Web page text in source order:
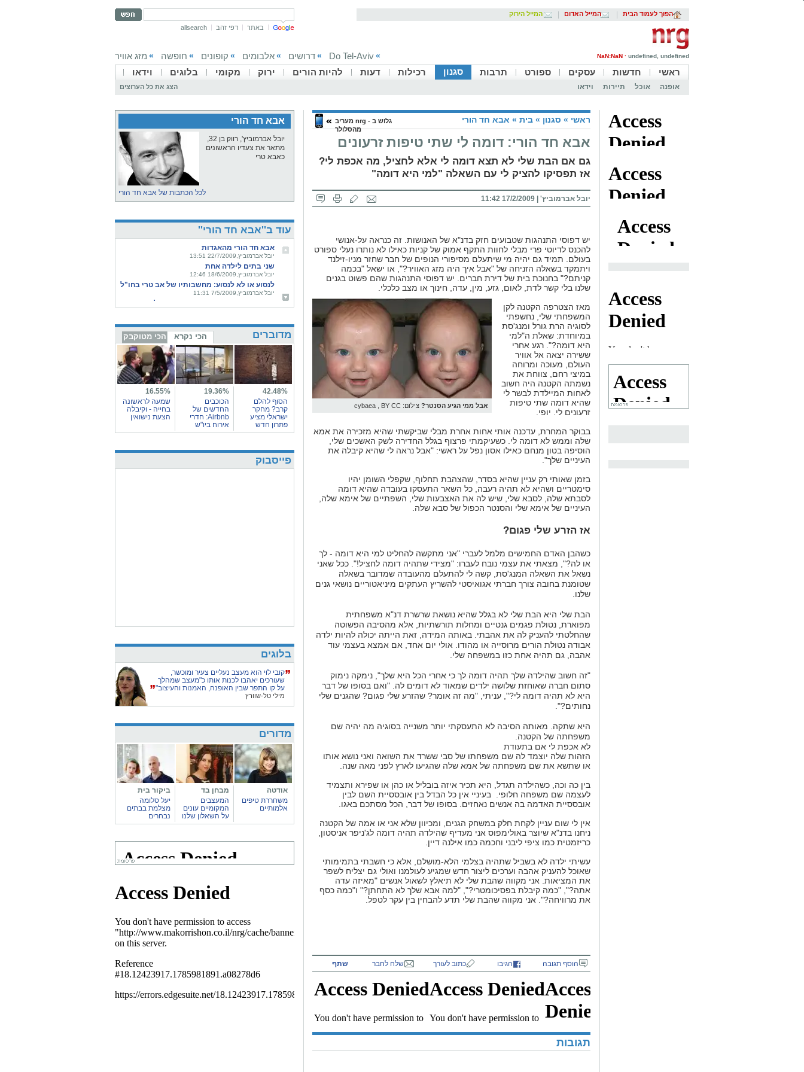
הפוך לעמוד הבית המייל האדום
המייל הירוק
באתר
דפי זהב allsearch
NaN:NaN · undefined, undefined
»
Do Tel-Aviv
» דרושים » אלבומים » קופונים » חופשה » מזג אוויר
ראשי
חדשות עסקים ספורט תרבות סגנון רכילות דעות להיות הורים ירוק מקומי בלוגים וידאו
אופנה אוכל תיירות וידאו הצג את כל הערוצים
ראשי » סגנון » בית » אבא חד הורי
גלוש ב - nrg מעריב
מהסלולר
אבא חד הורי: דומה לי שתי טיפות זרעונים
גם אם הבת שלי לא תצא דומה לי אלא לחציל, מה אכפת לי?
אז תפסיקו להציק לי עם השאלה "למי היא דומה"
יובל אברמוביץ' 17/2/2009 11:42
יש דפוסי התנהגות שטבועים חזק בדנ"א של האנושות. זה כנראה על-אנושי
להכנס לדיוטי פרי מבלי לחוות התקף אמוק של קניות כאילו לא נותרו נעלי ספורט
בעולם. תמיד גם יהיה מי שיתעלם מסיפורי הנופים של חבר שחזר מניו-זילנד
ויתמקד בשאלה הזניחה של "אבל איך היה מזג האוויר?", או ישאל "בכמה
קניתם?" בחנוכת בית של דירת חברים. יש דפוסי התנהגות שהם פשוט בגנים
שלנו בלי קשר לדת, לאום, גזע, מין, עדה, חינוך או מצב כלכלי.
אבל ממי הגיע הסנטר? צילום: cybaea , BY CC
מאז הצטרפה הקטנה לקן
המשפחתי שלי, נחשפתי
לסוגיה הרת גורל ומנג'סת
במיוחדת: שאלת ה"למי
היא דומה?". רגע אחרי
ששירה יצאה אל אוויר
העולם, מעוכה ומרוחה
במיצי רחם, צווחת את
נשמתה הקטנה היה חשוב
לאחות המיילדת לבשר לי
שהיא דומה שתי טיפות
זרעונים לי. יופי.
בבוקר המחרת, עדכנה אותי אחות אחרת מבלי שביקשתי שהיא מזכירה את אמא
שלה וממש לא דומה לי. כשעיקמתי פרצוף בגלל החדירה לשק האשכים שלי,
הוסיפה בטון מנחם כאילו אסון נפל על ראשי: "אבל נראה לי שהיא קיבלה את
העיניים שלך".
בזמן שאותי רק עניין שהיא בסדר, שהצהבת תחלוף, שקפלי השומן יהיו
סימטריים ושהיא לא תהיה רעבה, כל השאר התעסקו בעובדה שהיא דומה
לסבתא שלה, לסבא שלי, שיש לה את האצבעות שלי, השפתיים של אימא שלה,
העיניים של אימא שלי והסנטר הכפול של סבא שלה.
אז הזרע שלי פגום?
כשהבן האדם החמישים מלמל לעברי "אני מתקשה להחליט למי היא דומה - לך
או לה?", מצאתי את עצמי נובח לעברו: "מצידי שתהיה דומה לחציל!". ככל שאני
נשאל את השאלה המנג'סת, קשה לי להתעלם מהעובדה שמדובר בשאלה
שטומנת בחובה צורך חברתי אגואיסטי להשריץ העתקים מיניאטוריים נושאי גנים
שלנו.
הבת שלי היא הבת שלי לא בגלל שהיא נושאת שרשרת דנ"א משפחתית
מפוארת, נטולת פגמים גנטיים ומחלות תורשתיות, אלא מהסיבה הפשוטה
שהחלטתי להעניק לה את אהבתי. באותה המידה, זאת הייתה יכולה להיות ילדה
אבודה נטולת הורים מרוסייה או מהודו. אולי יום אחד, אם אמצא בעצמי עוד
אהבה, גם תהיה אחת כזו במשפחה שלי.
"זה חשוב שהילדה שלך תהיה דומה לך כי אחרי הכל היא שלך", נימקה נימוק
סתום חברה שאוחזת שלושה ילדים שמאוד לא דומים לה. "ואם בסופו של דבר
היא לא תהיה דומה לי?", עניתי, "מה זה אומר? שהזרע שלי פגום? שהגנים שלי
נחותים?".
היא שתקה. מאותה הסיבה לא התעסקתי יותר משנייה בסוגיה מה יהיה שם
משפחתה של הקטנה.
לא אכפת לי אם בתעודת
הזהות שלה יוצמד לה שם משפחתו של סבי ששרד את השואה ואני נושא אותו
או שתשא את שם משפחתה של אמא שלה שהגיעו לארץ לפני מאה שנה.
בין כה וכה, כשהילדה תגדל, היא תכיר איזה בובליל או כהן או שפירא ותצמיד
לעצמה שם משפחה חלופי. בעיניי אין כל הבדל בין אובססיית השם לבין
אובססיית האדמה בה אנשים נאחזים. בסופו של דבר, הכל מסתכם באגו.
אין לי שום עניין לקחת חלק במשחק הגנים, ומכיוון שלא אני או אמה של הקטנה
ניחנו בדנ"א שיוצר באולימפוס אני מעדיף שהילדה תהיה דומה לג'ניפר אניסטון,
כריזמטית כמו ציפי ליבני וחכמה כמו אילנה דיין.
עשיתי ילדה לא בשביל שתהיה בצלמי הלא-מושלם, אלא כי חשבתי בתמימותי
שאוכל להעניק אהבה וערכים ליצור חדש שמגיע לעולמנו ואולי גם יצליח לשפר
את המציאות. אני מקווה שהבת שלי לא תיאלץ לשאול אנשים "מאיזה עדה
אתה?", "כמה קיבלת בפסיכומטרי?", "למה אבא שלך לא התחתן?" ו"כמה כסף
את מרוויחה?". אני מקווה שהבת שלי תדע להבחין בין עקר לטפל.
הוסף תגובה הגיבו כתוב לעורך שלח לחבר שתף
תגובות
אבא חד הורי
יובל אברמוביץ', רווק בן 32,
מתאר את צעדיו הראשונים
כאבא טרי
לכל הכתבות של אבא חד הורי
עוד ב''אבא חד הורי''
אבא חד הורי מהאגדות
יובל אברמוביץ,22/7/2009 13:51
שני בתים לילדה אחת
יובל אברמוביץ,18/6/2009 12:46
לנסוע או לא לנסוע: מחשבותיו של אב טרי בחו"ל
יובל אברמוביץ,7/5/2009 11:31
אבא חד הורי: המשפחה הצימוקית שלי
מדוברים הכי נקרא הכי מטוקבק
42.48%
הסוף להלם
קרב? מחקר
ישראלי מציע
פתרון חדש
19.36%
הכוכבים
החדשים של
Airbnb: חדרי
אירוח ביו"ש
16.55%
שמעה לראשונה
בחייה - וקיבלה
הצעת נישואין
פייסבוק
בלוגים
קובי לוי הוא מעצב נעליים צעיר ומוכשר,
שעורכים יאהבו לכנות אותו כ"מעצב שמהלך
על קו התפר שבין האופנה, האמנות והעיצוב"
מילי טל-שוורץ
מדורים
אודטה
משחררת טיפים
אלמותיים
מבחן בד
המעצבים
המקומיים עונים
על השאלון שלנו
ביקור בית
יעל סלומה
מצלמת בבתים
נבחרים